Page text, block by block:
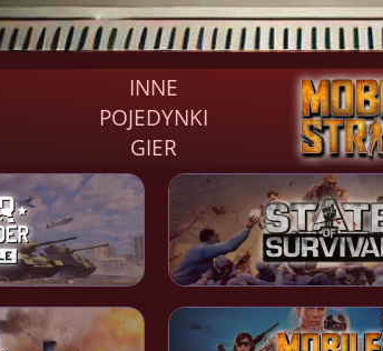
INNE
POJEDYNKI
GIER